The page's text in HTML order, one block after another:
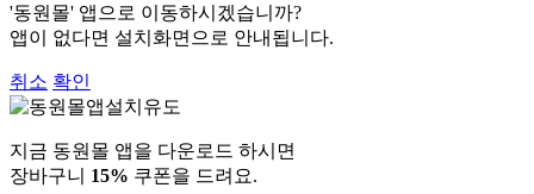
'동원몰' 앱으로 이동하시겠습니까?
앱이 없다면 설치화면으로 안내됩니다.
취소 확인
지금 동원몰 앱을 다운로드 하시면
장바구니 15% 쿠폰을 드려요.